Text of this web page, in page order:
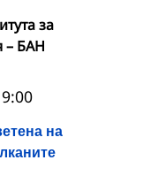
за
– БАН
на